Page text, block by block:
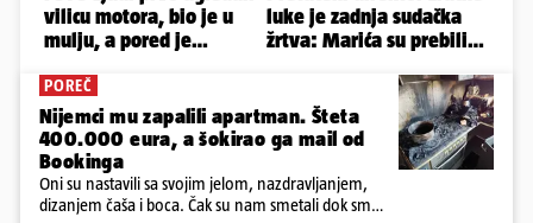
POREČ
Nijemci mu zapalili apartman. Šteta
400.000 eura, a šokirao ga mail od
Bookinga
Oni su nastavili sa svojim jelom, nazdravljanjem,
dizanjem čaša i boca. Čak su nam smetali dok smo